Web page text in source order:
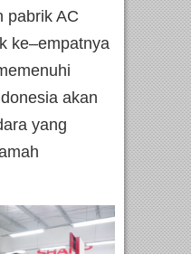
pabrik AC
ke–empatnya
akan
yang